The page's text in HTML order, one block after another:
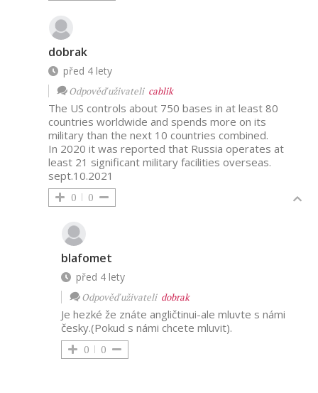
dobrak
před 4 lety
Odpověď uživateli cablik
The US controls about 750 bases in at least 80
countries worldwide and spends more on its
military than the next 10 countries combined.
In 2020 it was reported that Russia operates at
least 21 significant military facilities overseas.
sept.10.2021
0 0
blafomet
před 4 lety
Odpověď uživateli dobrak
Je hezké že znáte angličtinui-ale mluvte s námi
česky.(Pokud s námi chcete mluvit).
0 0